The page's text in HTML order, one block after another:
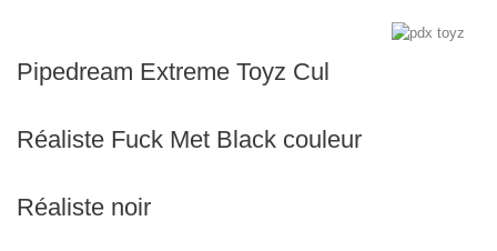
Pipedream Extreme Toyz Cul
Réaliste Fuck Met Black couleur
Réaliste noir